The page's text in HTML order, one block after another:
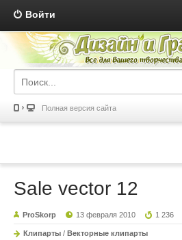
Войти
Полная версия сайта
Sale vector 12
ProSkorp 13 февраля 2010 1 236
Клипарты / Векторные клипарты